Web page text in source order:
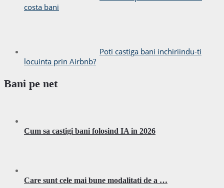
costa bani
Poti castiga bani inchiriindu-ti
locuinta prin Airbnb?
Bani pe net
Cum sa castigi bani folosind IA in 2026
Care sunt cele mai bune modalitati de a …